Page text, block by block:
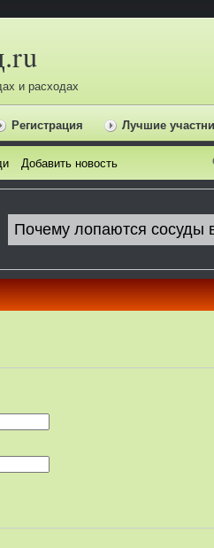
и расходах
Регистрация Лучшие
Добавить новость